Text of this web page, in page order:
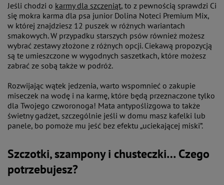
Jeśli chodzi o karmy dla szczeniąt, to z pewnością sprawdzi Ci
się mokra karma dla psa junior Dolina Noteci Premium Mix,
w której znajdziesz 12 puszek w różnych wariantach
smakowych. W przypadku starszych psów również możesz
wybrać zestawy złożone z różnych opcji. Ciekawą propozycją
są te umieszczone w wygodnych saszetkach, które możesz
zabrać ze sobą także w podróż.
Rozwijając wątek jedzenia, warto wspomnieć o zakupie
miseczek na wodę i na karmę, które będą przeznaczone tylko
dla Twojego czworonoga! Mata antypoślizgowa to także
świetny gadżet, szczególnie jeśli w domu masz kafelki lub
panele, bo pomoże mu jeść bez efektu „uciekającej miski”.
Szczotki, szampony i chusteczki… Czego
potrzebujesz?